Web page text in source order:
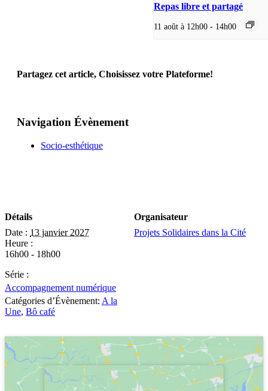
Repas libre et partagé
11 août à 12h00 - 14h00
Partagez cet article, Choisissez votre Plateforme!
Navigation Évènement
Socio-esthétique
Détails
Date : 13 janvier 2027
Heure :
16h00 - 18h00
Série :
Accompagnement numérique
Catégories d’Évènement: A la
Une, Bô café
Organisateur
Projets Solidaires dans la Cité